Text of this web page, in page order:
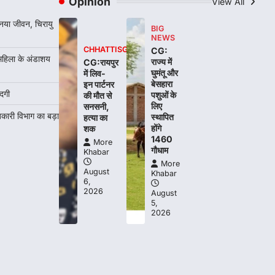
रायपुर। छत्तीसगढ़ में शराब दुकानों में अधिक कीमत
पर बिक्री और अन्य गंभीर अनियमितताओं के…
जीवन, चिरायु
के अंडाशय
विभाग का बड़ा
CHHATTISGARH
CG:रायपुर
में लिव-
इन पार्टनर
की मौत से
सनसनी,
हत्या का
शक
More
Khabar
August
6,
2026
BIG
NEWS
CG:
राज्य में
घुमंतू और
बेसहारा
पशुओं के
लिए
स्थापित
होंगे
1460
गौधाम
More
Khabar
August
5,
2026